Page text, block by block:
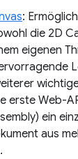
:
die 2D
eigenen
erste Web-
ein
aus